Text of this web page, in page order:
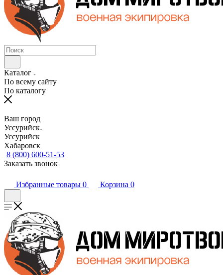
Каталог
По всему сайту
По каталогу
Ваш город
Уссурийск
Уссурийск
Хабаровск
8 (800) 600-51-53
Заказать звонок
Избранные товары 0 Корзина 0